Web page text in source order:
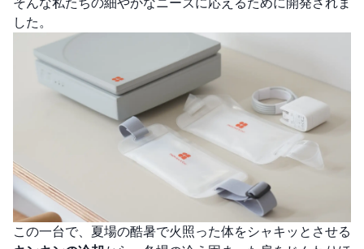
そんな私たちの細やかなニーズに応えるために開発されま
した。
この一台で、夏場の酷暑で火照った体をシャキッとさせる